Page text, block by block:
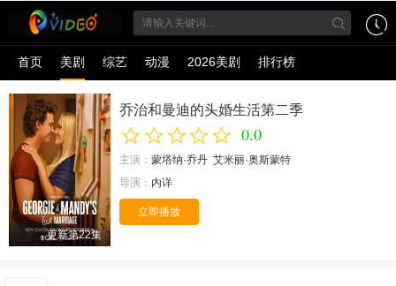
首页 美剧 综艺 动漫 2026美剧 排行榜
更新第22集
乔治和曼迪的头婚生活第二季
0.0
主演： 蒙塔纳·乔丹 艾米丽·奥斯蒙特
导演： 内详
立即播放